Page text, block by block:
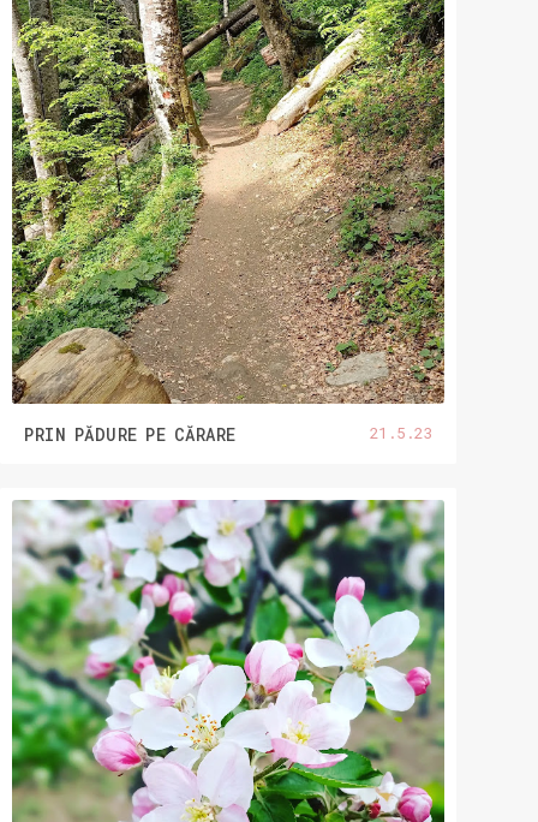
PRIN PĂDURE PE CĂRARE 21.5.23